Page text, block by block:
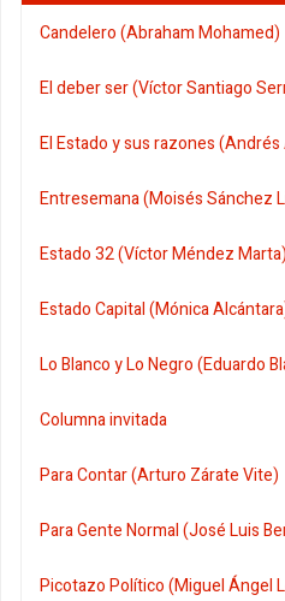
Candelero (Abraham Mohamed)
El deber ser (Víctor Santiago
El Estado y sus razones
Entresemana (Moisés Sánchez
Estado 32 (Víctor Méndez Marta)
Estado Capital (Mónica
Lo Blanco y Lo Negro (Eduardo
Columna invitada
Para Contar (Arturo Zárate Vite)
Para Gente Normal (José Luis
Picotazo Político (Miguel Ángel